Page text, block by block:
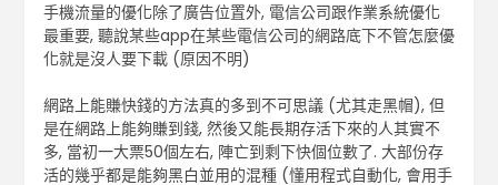
手機流量的優化除了廣告位置外, 電信公司跟作業系統優化
最重要, 聽說某些app在某些電信公司的網路底下不管怎麼優
化就是沒人要下載 (原因不明)
網路上能賺快錢的方法真的多到不可思議 (尤其走黑帽), 但
是在網路上能夠賺到錢, 然後又能長期存活下來的人其實不
多, 當初一大票50個左右, 陣亡到剩下快個位數了. 大部份存
活的幾乎都是能夠黑白並用的混種 (懂用程式自動化, 會用手